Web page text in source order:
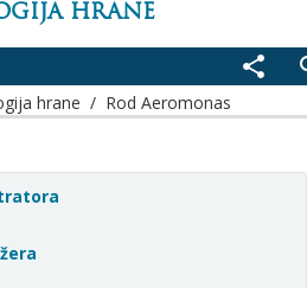
HRANE
share
hrane / Rod Aeromonas